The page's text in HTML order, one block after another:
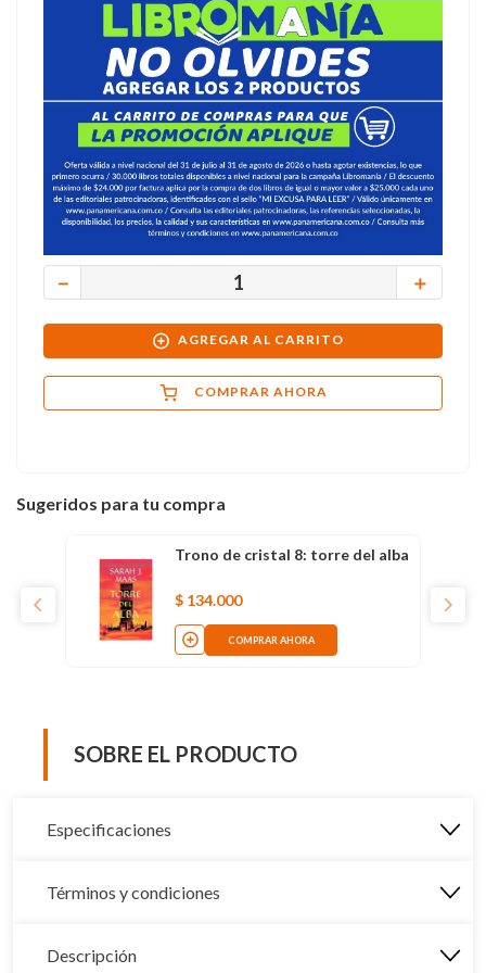
＋
－
AGREGAR AL CARRITO
COMPRAR AHORA
Sugeridos para tu compra
Trono de cristal 8: torre del alba
$ 134.000
COMPRAR AHORA
SOBRE EL PRODUCTO
Especificaciones
Términos y condiciones
Descripción